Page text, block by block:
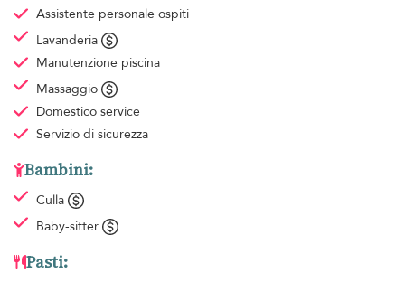
Assistente personale ospiti
Lavanderia
Manutenzione piscina
Massaggio
Domestico service
Servizio di sicurezza
Bambini:
Culla
Baby-sitter
Pasti: